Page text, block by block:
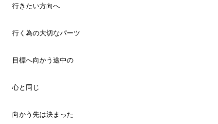
行きたい方向へ
行く為の大切なパーツ
目標へ向かう途中の
心と同じ
向かう先は決まった